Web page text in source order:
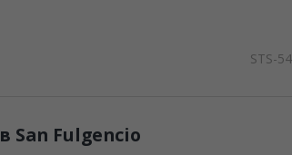
STS-
San Fulgencio